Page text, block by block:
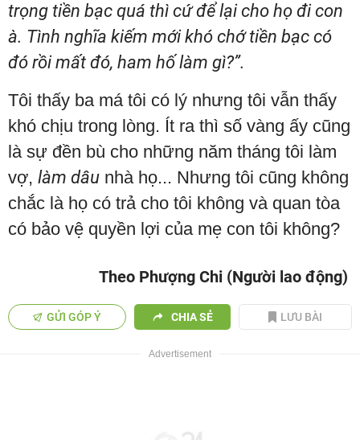
trọng tiền bạc quá thì cứ để lại cho họ đi con
à. Tình nghĩa kiếm mới khó chớ tiền bạc có
đó rồi mất đó, ham hố làm gì?”.
Tôi thấy ba má tôi có lý nhưng tôi vẫn thấy
khó chịu trong lòng. Ít ra thì số vàng ấy cũng
là sự đền bù cho những năm tháng tôi làm
vợ, làm dâu nhà họ... Nhưng tôi cũng không
chắc là họ có trả cho tôi không và quan tòa
có bảo vệ quyền lợi của mẹ con tôi không?
Theo Phượng Chi (Người lao động)
GỬI GÓP Ý CHIA SẺ LƯU BÀI